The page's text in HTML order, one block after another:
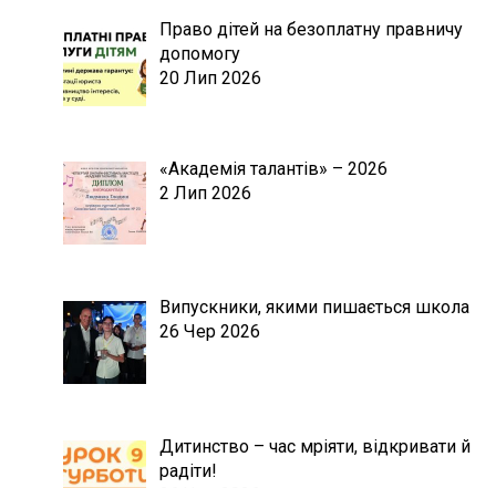
Право дітей на безоплатну правничу
допомогу
20 Лип 2026
«Академія талантів» – 2026
2 Лип 2026
Випускники, якими пишається школа
26 Чер 2026
Дитинство – час мріяти, відкривати й
радіти!